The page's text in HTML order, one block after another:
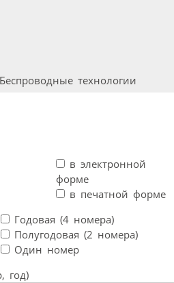
технологии
в электронной
форме
в печатной форме
Годовая (4 номера)
Полугодовая (2 номера)
Один номер
год)